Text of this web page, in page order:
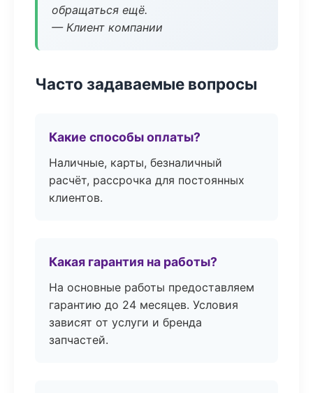
обращаться ещё.
— Клиент компании
Часто задаваемые вопросы
Какие способы оплаты?
Наличные, карты, безналичный
расчёт, рассрочка для постоянных
клиентов.
Какая гарантия на работы?
На основные работы предоставляем
гарантию до 24 месяцев. Условия
зависят от услуги и бренда
запчастей.